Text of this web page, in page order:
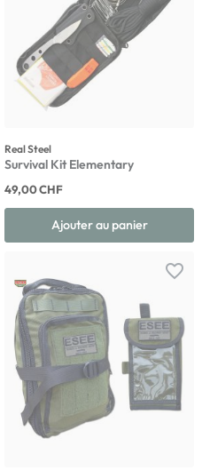
Real Steel
Survival Kit Elementary
49,00 CHF
Ajouter au panier
favorite_border